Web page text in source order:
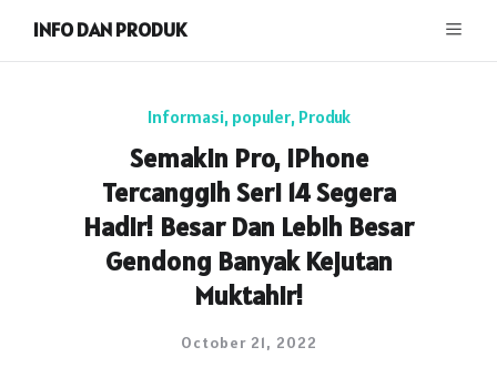
INFO DAN PRODUK
Informasi, populer, Produk
Semakin Pro, IPhone
Tercanggih Seri 14 Segera
Hadir! Besar Dan Lebih Besar
Gendong Banyak Kejutan
Muktahir!
October 21, 2022